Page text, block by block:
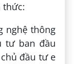
thức:
nghệ thông
tư ban đầu
đầu tư e